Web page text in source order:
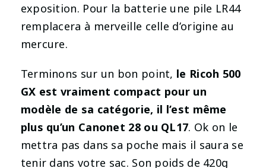
exposition. Pour la batterie une pile LR44
remplacera à merveille celle d’origine au
mercure.
Terminons sur un bon point, le Ricoh 500
GX est vraiment compact pour un
modèle de sa catégorie, il l’est même
plus qu’un Canonet 28 ou QL17. Ok on le
mettra pas dans sa poche mais il saura se
tenir dans votre sac. Son poids de 420g